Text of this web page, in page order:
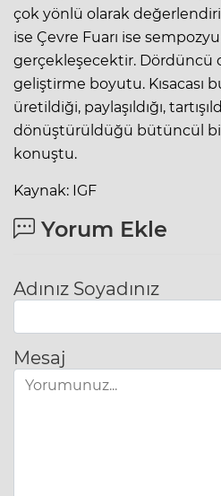
çok yönlü olarak
ise Çevre Fuarı ise
gerçekleşecektir. Dördüncü
geliştirme boyutu. Kısacası
üretildiği, paylaşıldığı,
dönüştürüldüğü bütüncül
konuştu.
Kaynak: IGF
Yorum Ekle
Adınız Soyadınız
Mesaj